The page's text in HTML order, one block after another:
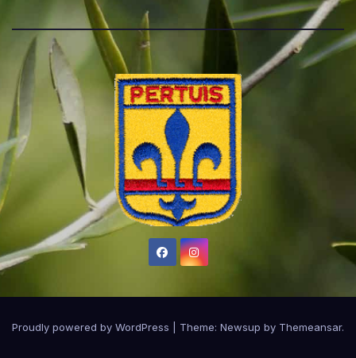
Proudly powered by WordPress Theme: Newsup by Themeansar.